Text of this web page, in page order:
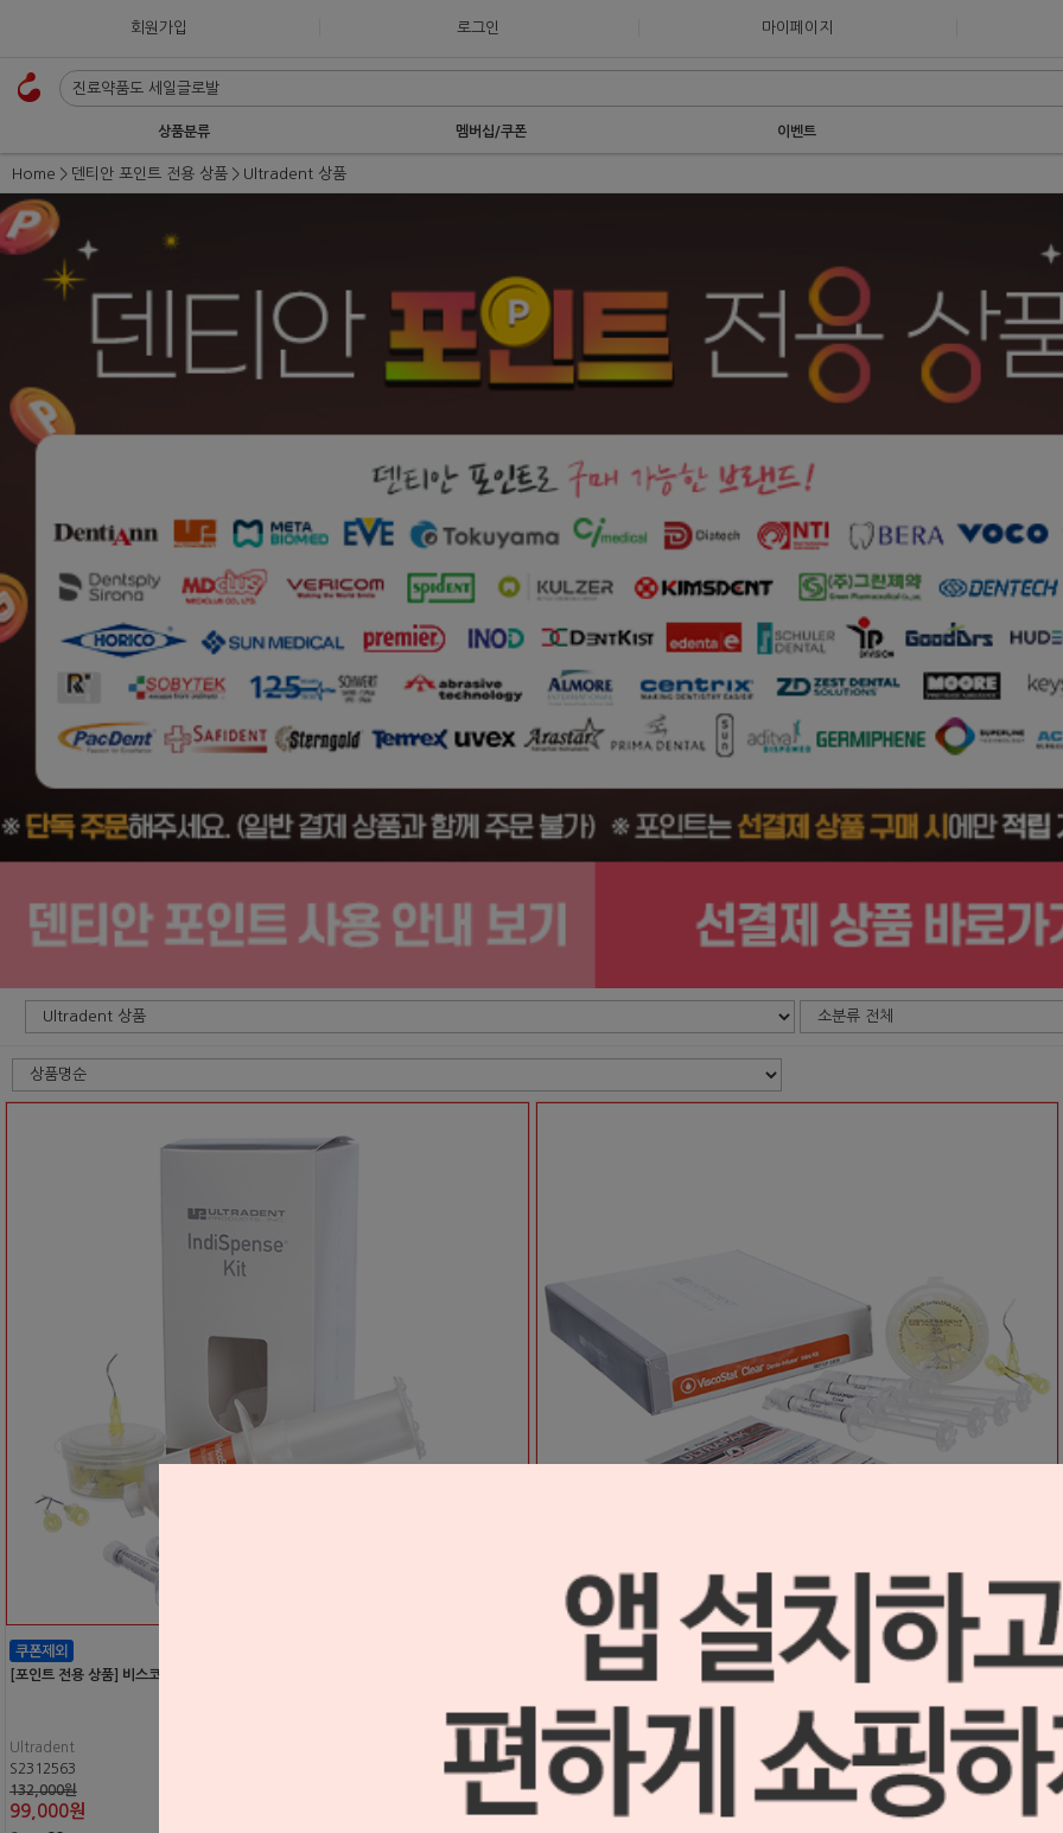
회원가입 로그인 마이페이지
상품분류 멤버십/쿠폰 이벤트
Home 덴티안 포인트 전용 상품 Ultradent 상품
[포인트 전용 상품] 비스코스타트 클리어 DI 인디스펜스 킷트 (#6407)
Ultradent
S2312563
132,000원
99,000원
[포인트 전용 상품] 비스코스타트 클리어 DI 킷트 (#6409) (응고물이 남지 않는 전치부용
Ultradent
S2312562
65,000원
원